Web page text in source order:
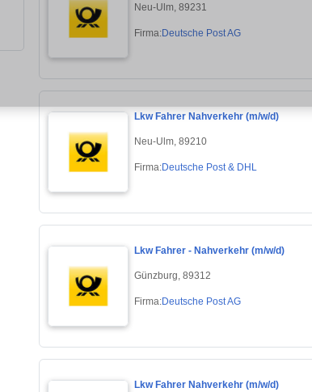
Neu-Ulm, 89231
Firma:Deutsche Post AG
Lkw Fahrer Nahverkehr (m/w/d)
Neu-Ulm, 89210
Firma:Deutsche Post & DHL
Lkw Fahrer - Nahverkehr (m/w/d)
Günzburg, 89312
Firma:Deutsche Post AG
Lkw Fahrer Nahverkehr (m/w/d)